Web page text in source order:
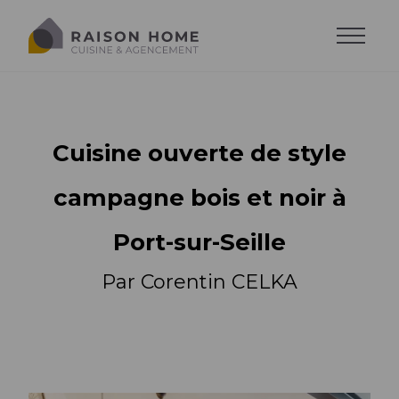
La cuisine équipée
Cuisine design
Accessoires
Agencements
Cuisine ouverte de style
campagne bois et noir à
Port-sur-Seille
Par Corentin CELKA